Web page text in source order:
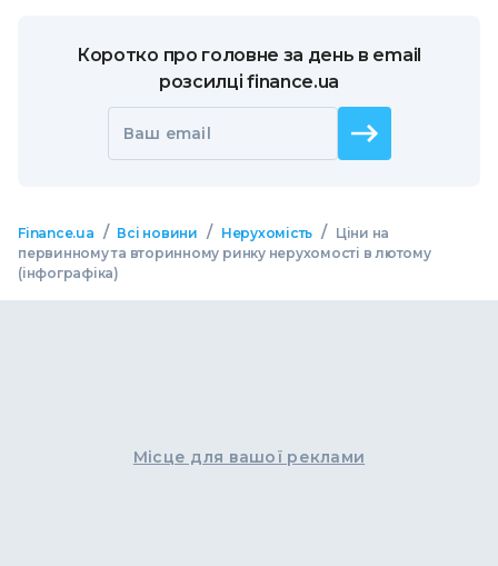
Коротко про головне за день в email
розсилці finance.ua
Ваш email
Finance.ua / Всі новини / Нерухомість /
Ціни на
первинному та вторинному ринку нерухомості в лютому
(інфографіка)
Місце для вашої реклами